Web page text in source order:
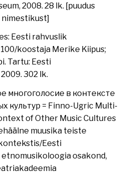
2008. 28 lk. [puudus
nimestikust]
Eesti rahvuslik
koostaja Merike Kiipus;
Tartu: Eesti
302 lk.
многоголосие в контексте
культур = Finno-Ugric Multi-
of Other Music Cultures
muusika teiste
Eesti
etnomusikoloogia osakond,